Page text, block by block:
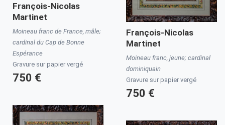
François-Nicolas
Martinet
Moineau franc de France, mâle;
cardinal du Cap de Bonne
Espérance
Gravure sur papier vergé
750 €
François-Nicolas
Martinet
Moineau franc, jeune; cardinal
dominiquain
Gravure sur papier vergé
750 €